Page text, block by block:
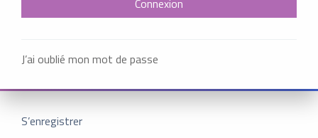
J’ai oublié mon mot de passe
S’enregistrer